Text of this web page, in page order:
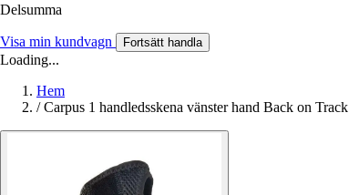
Delsumma
Visa min kundvagn Fortsätt handla
Loading...
Hem
/ Carpus 1 handledsskena vänster hand Back on Track